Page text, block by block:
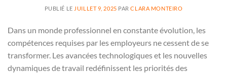
PUBLIÉ LE JUILLET 9, 2025 PARCLARA MONTEIRO
Dans un monde professionnel en constante évolution, les
compétences requises par les employeurs ne cessent de se
transformer. Les avancées technologiques et les nouvelles
dynamiques de travail redéfinissent les priorités des